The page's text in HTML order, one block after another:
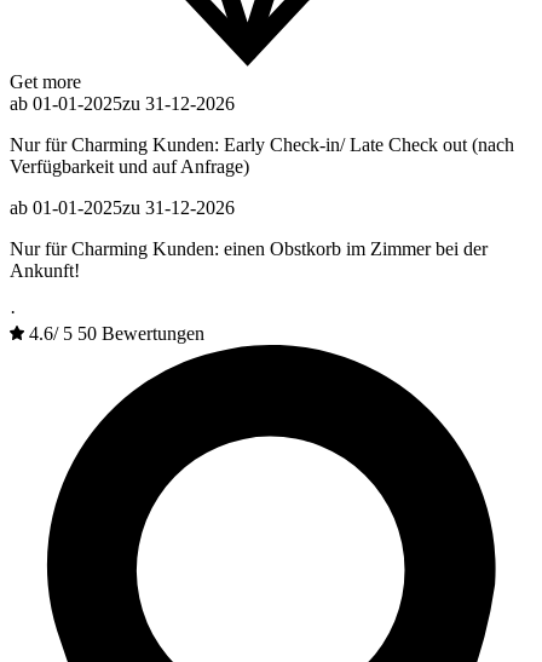
Get more
ab 01-01-2025zu 31-12-2026
Nur für Charming Kunden: Early Check-in/ Late Check out (nach
Verfügbarkeit und auf Anfrage)
ab 01-01-2025zu 31-12-2026
Nur für Charming Kunden: einen Obstkorb im Zimmer bei der
Ankunft!
·
4.6/ 5 50 Bewertungen